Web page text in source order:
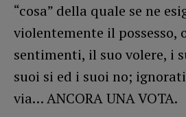
“cosa” della quale se ne
violentemente il possesso,
sentimenti, il suo volere, i
suoi si ed i suoi no;
via… ANCORA UNA VOTA.